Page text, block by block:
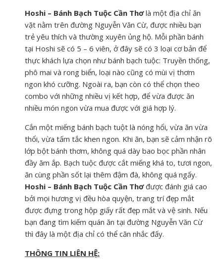
Hoshi – Bánh Bạch Tuộc Cần Thơlà một địa chỉ ăn
vặt nằm trên đường Nguyễn Văn Cừ, được nhiều bạn
trẻ yêu thích và thường xuyên ủng hộ. Mỗi phần bánh
tại Hoshi sẽ có 5 – 6 viên, ở đây sẽ có 3 loại cơ bản để
thực khách lựa chọn như bánh bạch tuộc: Truyền thống,
phô mai và rong biển, loại nào cũng có mùi vị thơm
ngon khó cưỡng. Ngoài ra, bạn còn có thể chọn theo
combo với những nhiều vị kết hợp, để vừa được ăn
nhiều món ngon vừa mua được với giá hợp lý.
Cắn một miếng bánh bạch tuột là nóng hổi, vừa ăn vừa
thổi, vừa tấm tắc khen ngon. Khi ăn, bạn sẽ cảm nhận rõ
lớp bột bánh thơm, không quá dày bao bọc phần nhân
đầy ăm ắp. Bạch tuộc được cắt miếng khá to, tươi ngon,
ăn cùng phần sốt lại thêm đậm đà, không quá ngấy.
Hoshi – Bánh Bạch Tuộc Cần Thơđược đánh giá cao
bởi mọi hương vị đều hòa quyện, trang trí đẹp mắt
được đựng trong hộp giấy rất đẹp mắt và vệ sinh. Nếu
bạn đang tìm kiếm quán ăn tại đường Nguyễn Văn Cừ
thì đây là một địa chỉ có thể căn nhắc đấy.
THÔNG TIN LIÊN HỆ: